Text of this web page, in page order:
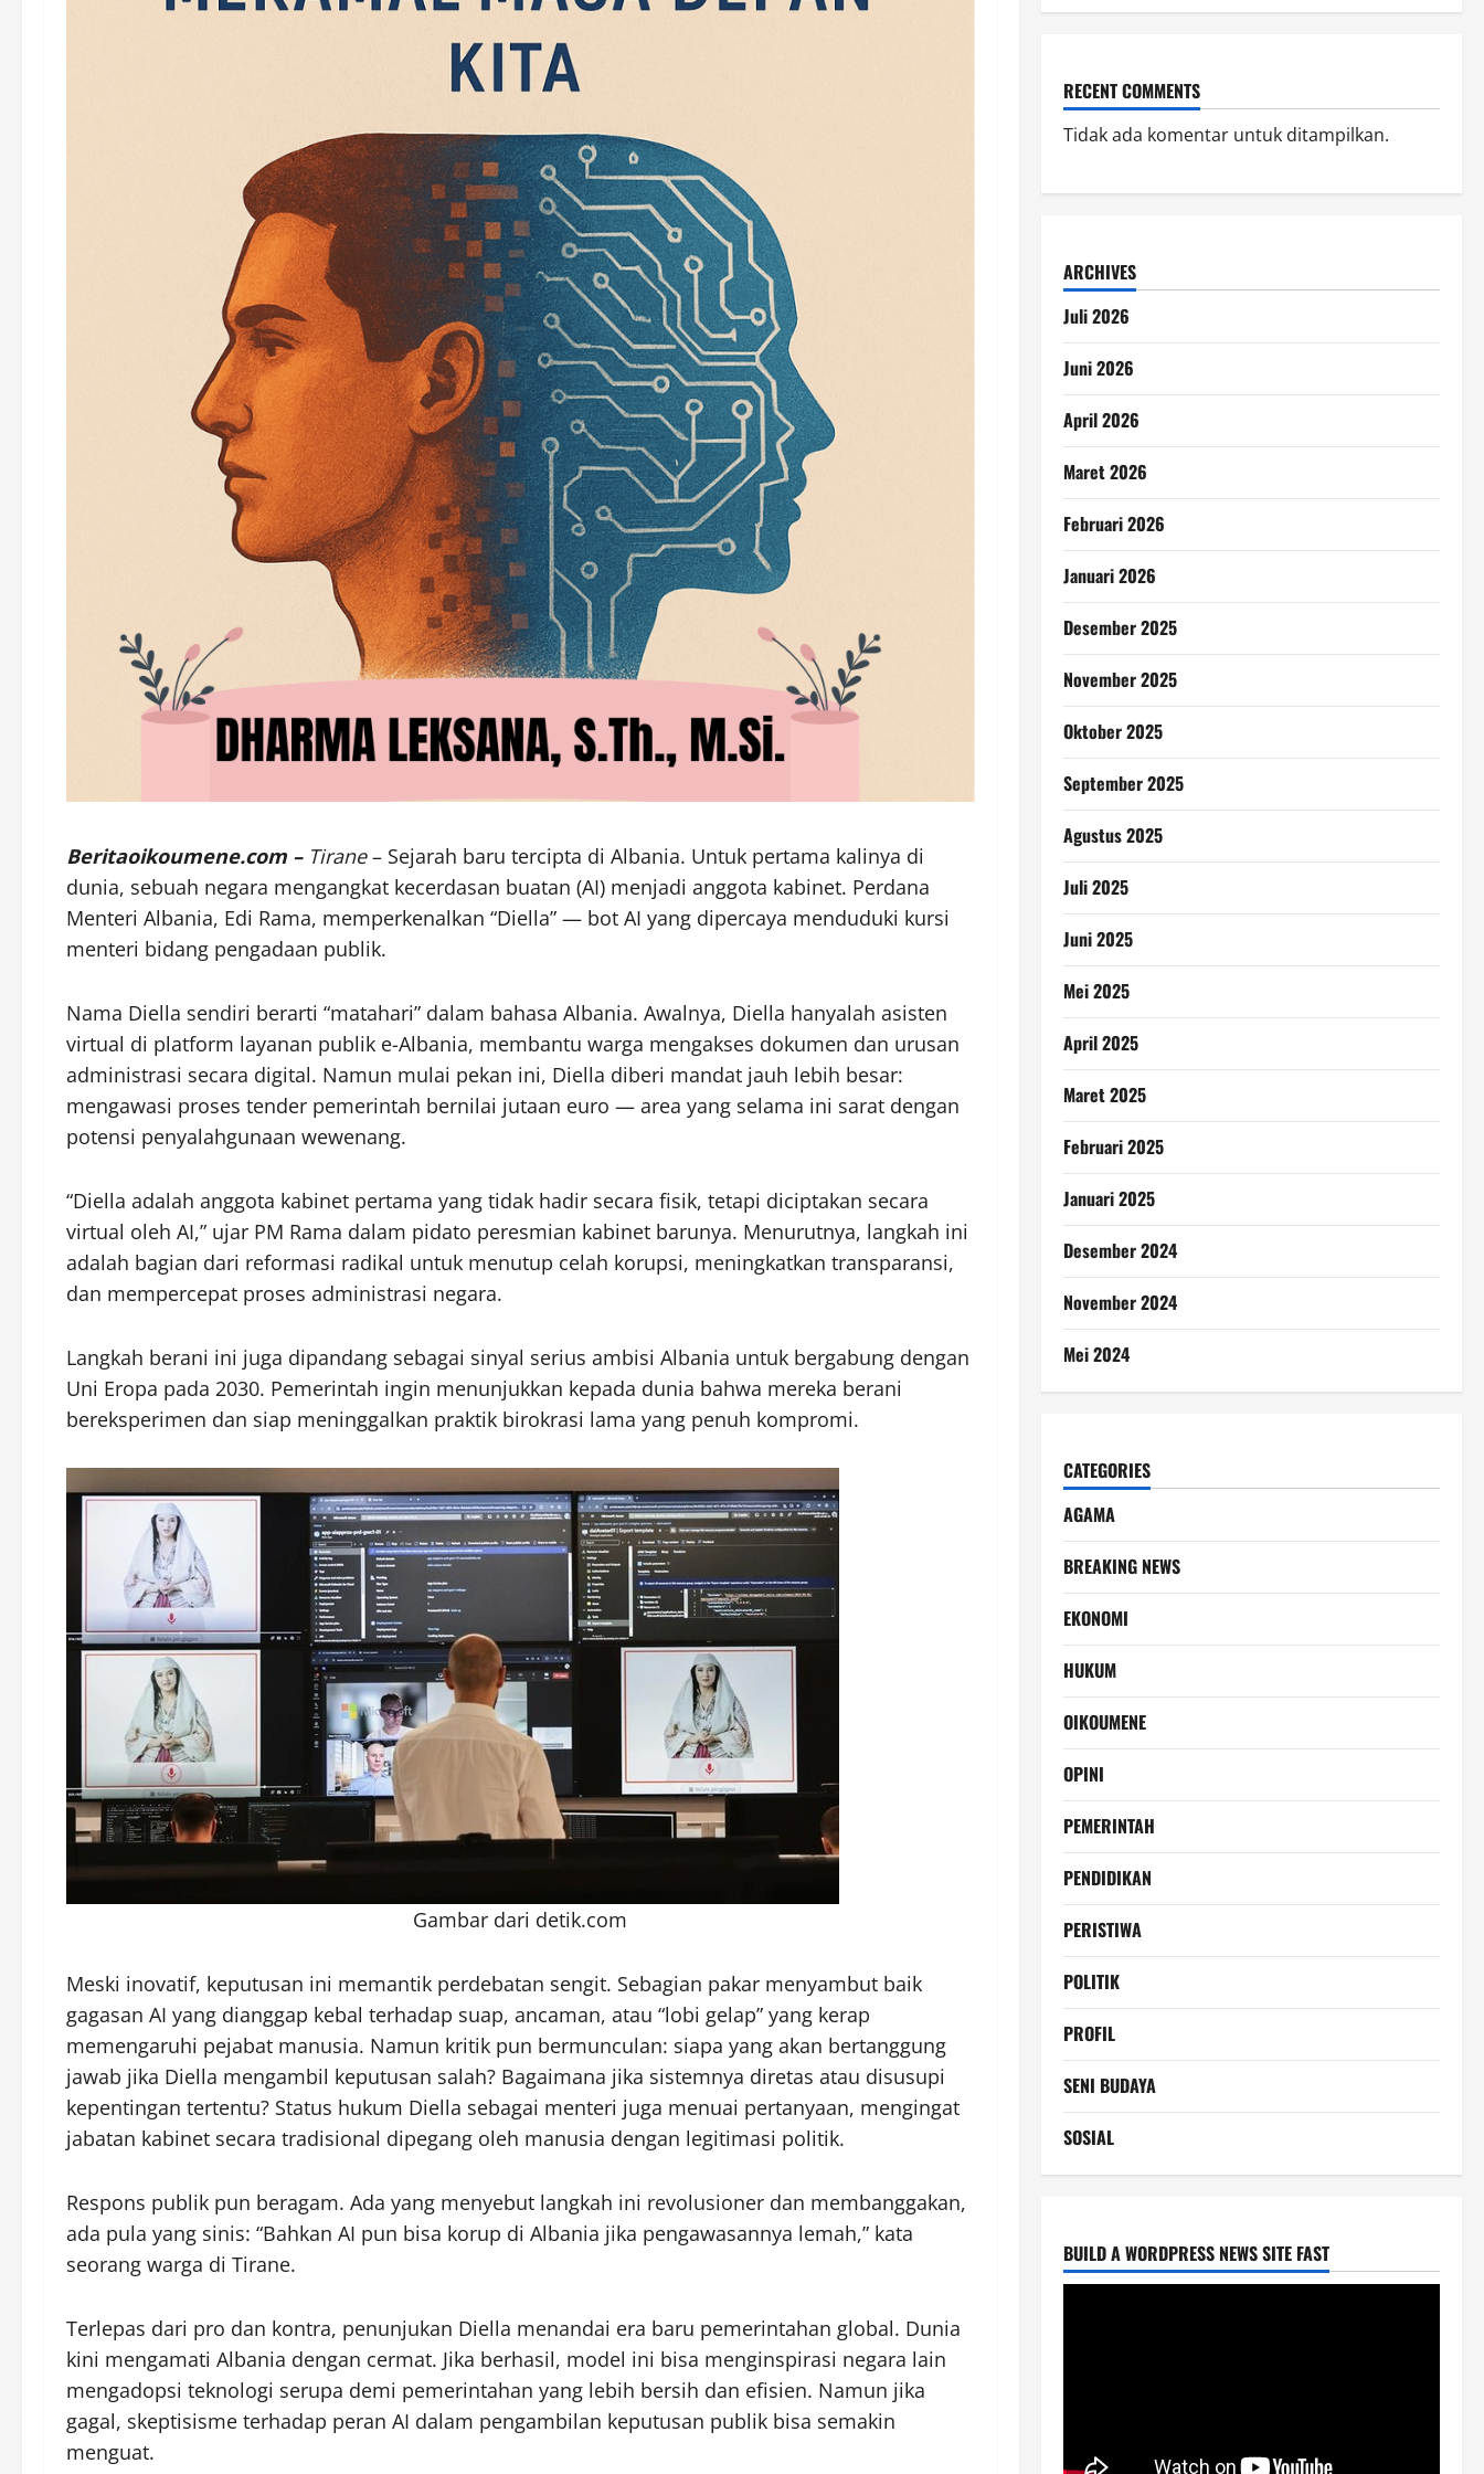
Beritaoikoumene.com – Tirane– Sejarah baru tercipta di Albania. Untuk pertama kalinya di
dunia, sebuah negara mengangkat kecerdasan buatan (AI) menjadi anggota kabinet. Perdana
Menteri Albania, Edi Rama, memperkenalkan “Diella” — bot AI yang dipercaya menduduki kursi
menteri bidang pengadaan publik.
Nama Diella sendiri berarti “matahari” dalam bahasa Albania. Awalnya, Diella hanyalah asisten
virtual di platform layanan publik e-Albania, membantu warga mengakses dokumen dan urusan
administrasi secara digital. Namun mulai pekan ini, Diella diberi mandat jauh lebih besar:
mengawasi proses tender pemerintah bernilai jutaan euro — area yang selama ini sarat dengan
potensi penyalahgunaan wewenang.
“Diella adalah anggota kabinet pertama yang tidak hadir secara fisik, tetapi diciptakan secara
virtual oleh AI,” ujar PM Rama dalam pidato peresmian kabinet barunya. Menurutnya, langkah ini
adalah bagian dari reformasi radikal untuk menutup celah korupsi, meningkatkan transparansi,
dan mempercepat proses administrasi negara.
Langkah berani ini juga dipandang sebagai sinyal serius ambisi Albania untuk bergabung dengan
Uni Eropa pada 2030. Pemerintah ingin menunjukkan kepada dunia bahwa mereka berani
bereksperimen dan siap meninggalkan praktik birokrasi lama yang penuh kompromi.
Gambar dari detik.com
Meski inovatif, keputusan ini memantik perdebatan sengit. Sebagian pakar menyambut baik
gagasan AI yang dianggap kebal terhadap suap, ancaman, atau “lobi gelap” yang kerap
memengaruhi pejabat manusia. Namun kritik pun bermunculan: siapa yang akan bertanggung
jawab jika Diella mengambil keputusan salah? Bagaimana jika sistemnya diretas atau disusupi
kepentingan tertentu? Status hukum Diella sebagai menteri juga menuai pertanyaan, mengingat
jabatan kabinet secara tradisional dipegang oleh manusia dengan legitimasi politik.
Respons publik pun beragam. Ada yang menyebut langkah ini revolusioner dan membanggakan,
ada pula yang sinis: “Bahkan AI pun bisa korup di Albania jika pengawasannya lemah,” kata
seorang warga di Tirane.
Terlepas dari pro dan kontra, penunjukan Diella menandai era baru pemerintahan global. Dunia
kini mengamati Albania dengan cermat. Jika berhasil, model ini bisa menginspirasi negara lain
mengadopsi teknologi serupa demi pemerintahan yang lebih bersih dan efisien. Namun jika
gagal, skeptisisme terhadap peran AI dalam pengambilan keputusan publik bisa semakin
menguat.
RECENT COMMENTS
Tidak ada komentar untuk ditampilkan.
ARCHIVES
Juli 2026
Juni 2026
April 2026
Maret 2026
Februari 2026
Januari 2026
Desember 2025
November 2025
Oktober 2025
September 2025
Agustus 2025
Juli 2025
Juni 2025
Mei 2025
April 2025
Maret 2025
Februari 2025
Januari 2025
Desember 2024
November 2024
Mei 2024
CATEGORIES
AGAMA
BREAKING NEWS
EKONOMI
HUKUM
OIKOUMENE
OPINI
PEMERINTAH
PENDIDIKAN
PERISTIWA
POLITIK
PROFIL
SENI BUDAYA
SOSIAL
BUILD A WORDPRESS NEWS SITE FAST